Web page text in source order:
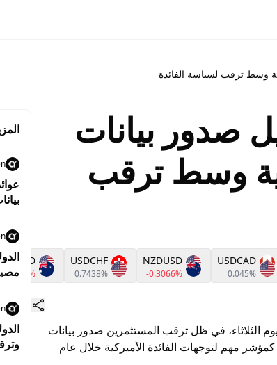
وسط ترقب لسياسة الفائدة
صدور بيانات
وسط ترقب
USDCAD
0.045%
NZDUSD
-0.3066%
USDCHF
0.7438%
-0.3769%
الثلاثاء، في ظل ترقب المستثمرين صدور بيانات
كمؤشر مهم لتوجهات الفائدة الأميركية خلال عام